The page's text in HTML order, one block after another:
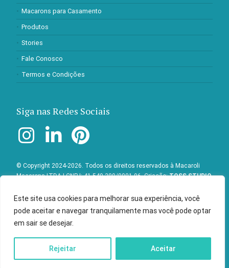
Este site usa cookies para melhorar sua experiência, você
pode aceitar e navegar tranquilamente mas você pode optar
em sair se desejar.
Rejeitar Aceitar
Macarons para Casamento
Produtos
Stories
Fale Conosco
Termos e Condições
Siga nas Redes Sociais
© Copyright 2024-2026. Todos os direitos reservados à Macaroli
Macarons LTDA | CNPJ: 41.549.209/0001-96. Criação:TOSS STUDIO